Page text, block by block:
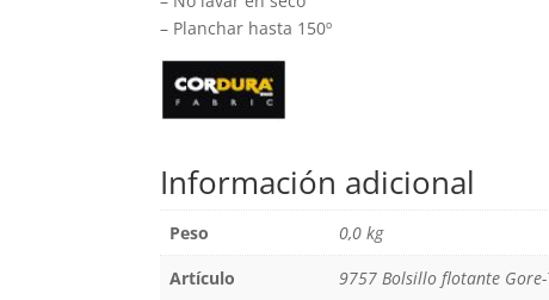
– Planchar hasta 150º
Información adicional
Peso
0,0 kg
Artículo
9757 Bolsillo flotante